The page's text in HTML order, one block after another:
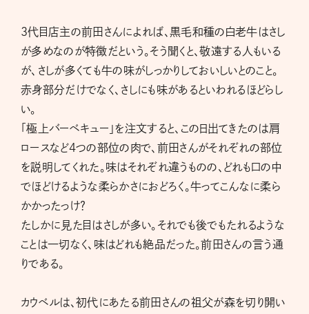
3代目店主の前田さんによれば、黒毛和種の白老牛はさし
が多めなのが特徴だという。そう聞くと、敬遠する人もいる
が、さしが多くても牛の味がしっかりしておいしいとのこと。
赤身部分だけでなく、さしにも味があるといわれるほどらし
い。
「極上バーベキュー」を注文すると、この日出てきたのは肩
ロースなど4つの部位の肉で、前田さんがそれぞれの部位
を説明してくれた。味はそれぞれ違うものの、どれも口の中
でほどけるような柔らかさにおどろく。牛ってこんなに柔ら
かかったっけ？
たしかに見た目はさしが多い。それでも後でもたれるような
ことは一切なく、味はどれも絶品だった。前田さんの言う通
りである。
カウベルは、初代にあたる前田さんの祖父が森を切り開い